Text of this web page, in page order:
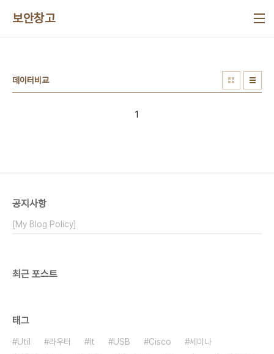
보안창고
데이터비교
1
공지사항
[My Blog Policy]
최근 포스트
태그
Util 라우터 It USB Cisco
세미나